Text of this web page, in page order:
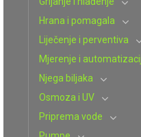
Hrana i pomagala
Liječenje i perventiva
Mjerenje i
Njega biljaka
Osmoza i UV
Priprema vode